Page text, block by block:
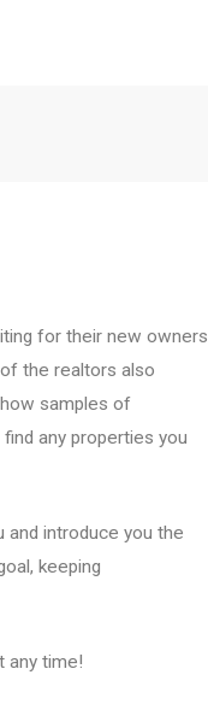
for their new owners
the realtors also
samples of
any properties you
and introduce you the
keeping
any time!